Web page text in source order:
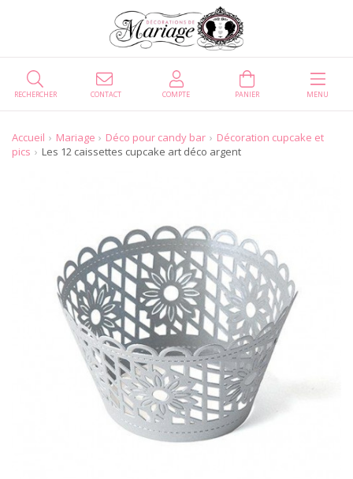
CONTACT
RECHERCHER COMPTE PANIER MENU
Accueil Mariage Déco pour candy bar
Décoration cupcake et
pics
Les 12 caissettes cupcake art déco argent